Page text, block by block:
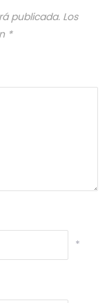
publicada. Los
*
*